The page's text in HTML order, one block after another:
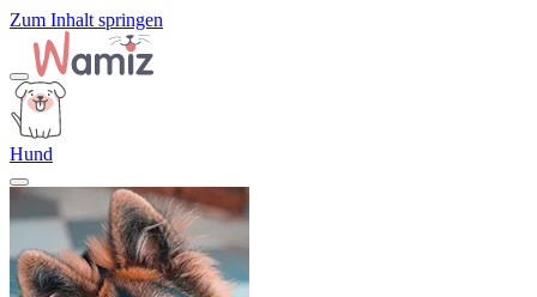
Zum Inhalt springen
Hund